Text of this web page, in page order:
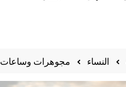
النساء مجوهرات وساعات